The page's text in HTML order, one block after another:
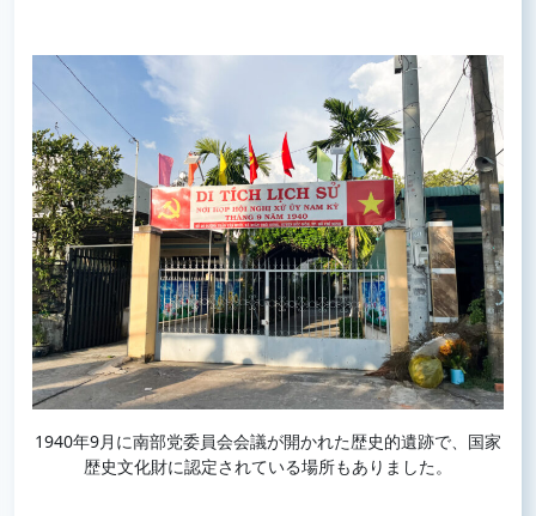
1940年9月に南部党委員会会議が開かれた歴史的遺跡で、国家
歴史文化財に認定されている場所もありました。